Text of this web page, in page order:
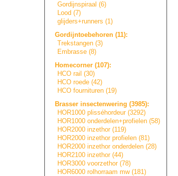
Gordijnspiraal (6)
Lood (7)
glijders+runners (1)
Gordijntoebehoren (11):
Trekstangen (3)
Embrasse (8)
Homecorner (107):
HCO rail (30)
HCO roede (42)
HCO fournituren (19)
Brasser insectenwering (3985):
HOR1000 plisséhordeur (3292)
HOR1000 onderdelen+profie en (58)
HOR2000 inzethor (119)
HOR2000 inzethor profielen (81)
HOR2000 inzethor onderdelen (28)
HOR2100 inzethor (44)
HOR3000 voorzethor (78)
HOR6000 rolhorraam mw (181)